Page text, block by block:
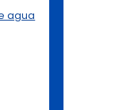
agua